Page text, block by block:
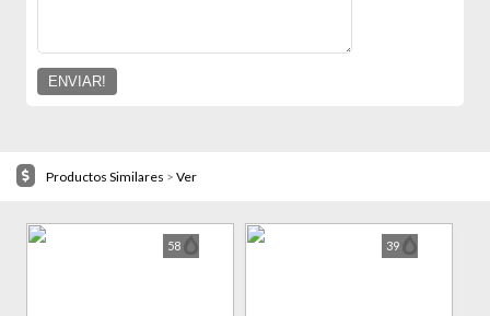
Productos Similares > Ver
58 39